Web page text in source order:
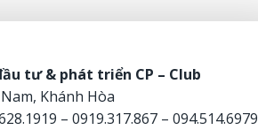
tư & phát triển CP – Club
Khánh Hòa
– 0919.317.867 – 094.514.6979